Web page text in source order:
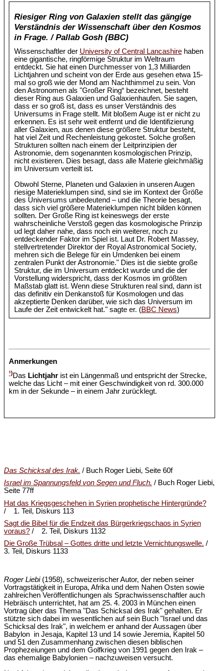
Riesiger Ring von Galaxien stellt das gängige
Verständnis der Wissenschaft über den Kosmos
in Frage. / Pallab Gosh (BBC)
Wissenschaftler der University of Central Lancashirehaben
eine gigantische, ringförmige Struktur im Weltraum
entdeckt. Sie hat einen Durchmesser von 1,3 Milliarden
Lichtjahren und scheint von der Erde aus gesehen etwa 15-
mal so groß wie der Mond am Nachthimmel zu sein. Von
den Astronomen als "Großer Ring“ bezeichnet, besteht
dieser Ring aus Galaxien und Galaxienhaufen. Sie sagen,
dass er so groß ist, dass es unser Verständnis des
Universums in Frage stellt. Mit bloßem Auge ist er nicht zu
erkennen. Es ist sehr weit entfernt und die Identifizierung
aller Galaxien, aus denen diese größere Struktur besteht,
hat viel Zeit und Rechenleistung gekostet. Solche großen
Strukturen sollten nach einem der Leitprinzipien der
Astronomie, dem sogenannten kosmologischen Prinzip,
nicht existieren. Dies besagt, dass alle Materie gleichmäßig
im Universum verteilt ist.
Obwohl Sterne, Planeten und Galaxien in unseren Augen
riesige Materieklumpen sind, sind sie im Kontext der Größe
des Universums unbedeutend – und die Theorie besagt,
dass sich viel größere Materieklumpen nicht bilden können
sollten. Der Große Ring ist keineswegs der erste
wahrscheinliche Verstoß gegen das kosmologische Prinzip
ud legt daher nahe, dass noch ein weiterer, noch zu
entdeckender Faktor im Spiel ist. Laut Dr. Robert Massey,
stellvertretender Direktor der Royal Astronomical Society,
mehren sich die Belege für ein Umdenken bei einem
zentralen Punkt der Astronomie." Dies ist die siebte große
Struktur, die im Universum entdeckt wurde und die der
Vorstellung widerspricht, dass der Kosmos im größten
Maßstab glatt ist. Wenn diese Strukturen real sind, dann ist
das definitiv ein Denkanstoß für Kosmologen und das
akzeptierte Denken darüber, wie sich das Universum im
Laufe der Zeit entwickelt hat." sagte er. (BBC News)
Anmerkungen
¹)Das Lichtjahr ist ein Längenmaß und entspricht der Strecke,
welche das Licht – mit einer Geschwindigkeit von rd. 300.000
km in der Sekunde – in einem Jahr zurücklegt.
Das Schicksal des Irak. / Buch Roger Liebi, Seite 60f
Israel im Spannungsfeld von Segen und Fluch. / Buch Roger Liebi,
Seite 77ff
Hat das Kriegsgeschehen in Syrien prophetische Hintergründe?
/ 1. Teil, Diskurs 113
Sagt die Bibel für die Endzeit das Bürgerkriegschaos in Syrien
voraus? / 2. Teil, Diskurs 1132
Die Große Trübsal – Gottes dritte und letzte Vernichtungswelle. /
3. Teil, Diskurs 1133
Roger Liebi(1958), schweizerischer Autor, der neben seiner
Vortragstätigkeit in Europa, Afrika und dem Nahen Osten sowie
zahlreichen Veröffentlichungen als Sprachwissenschaftler auch
Hebräisch unterrichtet, hat am 25. 4. 2003 in München einen
Vortrag über das Thema "Das Schicksal des Irak" gehalten. Er
stützte sich dabei im wesentlichen auf sein Buch "Israel und das
Schicksal des Irak", in welchem er anhand der Aussagen über
Babylon in Jesaja, Kapitel 13 und 14 sowie Jeremia, Kapitel 50
und 51 den Zusammenhang zwischen diesen biblischen
Prophezeiungen und dem Golfkrieg von 1991 gegen den Irak –
das ehemalige Babylonien – nachzuweisen versucht.